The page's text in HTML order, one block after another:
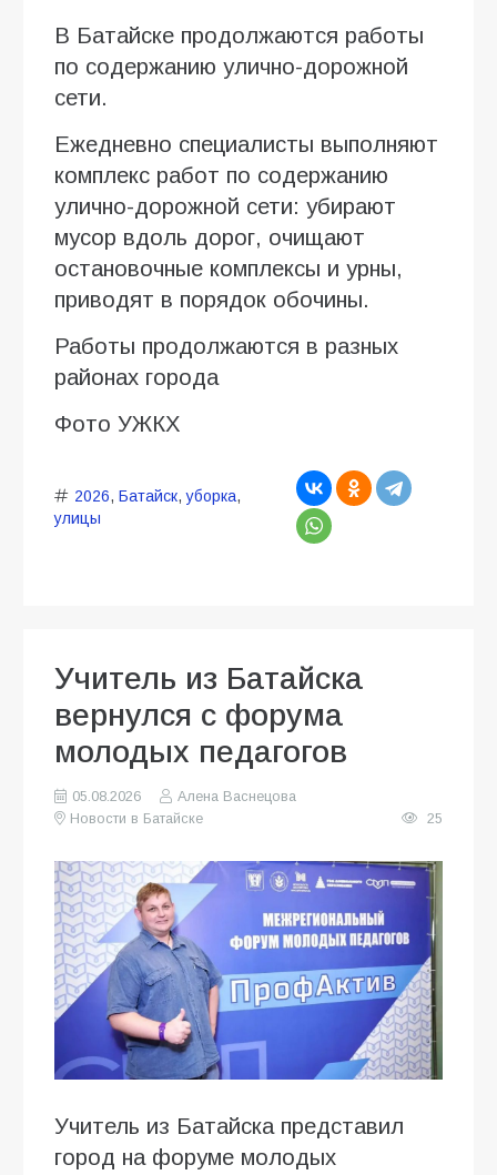
В Батайске продолжаются работы
по содержанию улично-дорожной
сети.
Ежедневно специалисты выполняют
комплекс работ по содержанию
улично-дорожной сети: убирают
мусор вдоль дорог, очищают
остановочные комплексы и урны,
приводят в порядок обочины.
Работы продолжаются в разных
районах города
Фото УЖКХ
2026, Батайск,уборка,
улицы
Учитель из Батайска
вернулся с форума
молодых педагогов
05.08.2026
Алена Васнецова
Новости в Батайске
25
Учитель из Батайска представил
город на форуме молодых